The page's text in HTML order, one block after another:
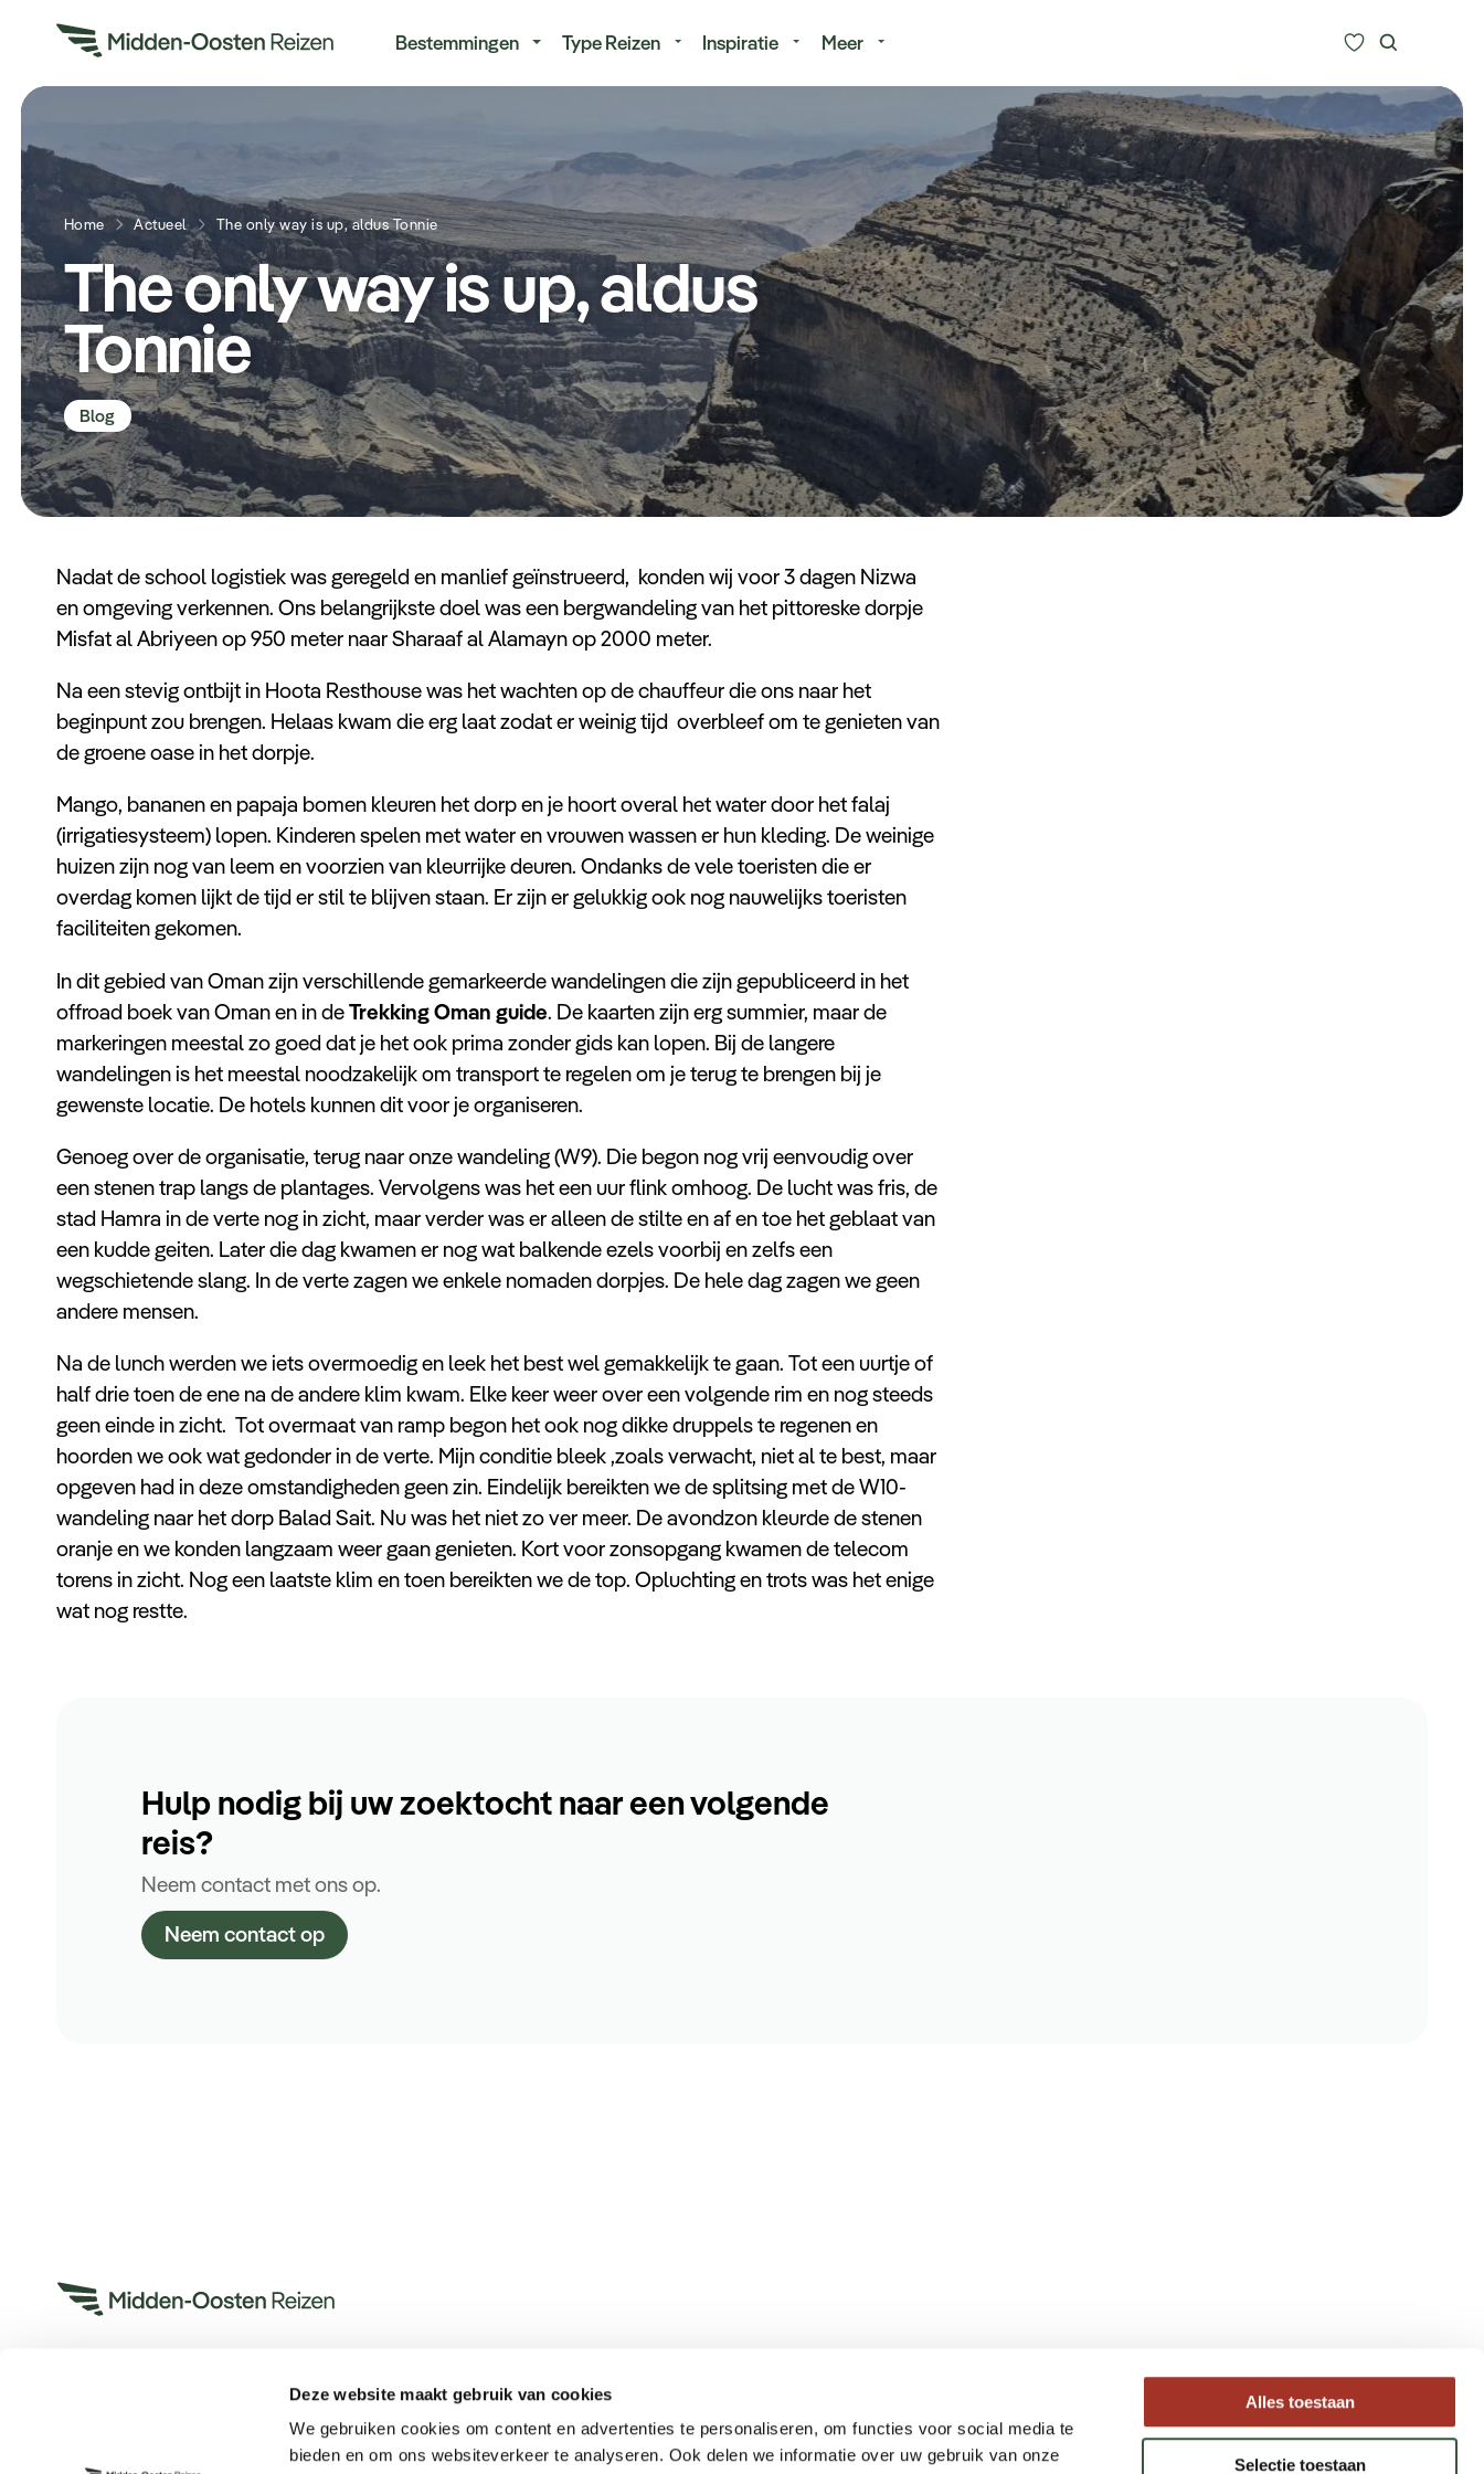
Deze website maakt gebruik van cookies
We gebruiken cookies om content en advertenties te personaliseren, om functies voor social media te
bieden en om ons websiteverkeer te analyseren. Ook delen we informatie over uw gebruik van onze
Alles toestaan
Selectie toestaan
Bestemmingen Type Reizen Inspiratie Meer
Alle bestemmingen
Type Reizen
Inspiratie
Meer
Home Actueel The only way is up, aldus Tonnie
The only way is up, aldus
Tonnie
Blog
Nadat de school logistiek was geregeld en manlief geïnstrueerd, konden wij voor 3 dagen Nizwa
en omgeving verkennen. Ons belangrijkste doel was een bergwandeling van het pittoreske dorpje
Misfat al Abriyeen op 950 meter naar Sharaaf al Alamayn op 2000 meter.
Na een stevig ontbijt in Hoota Resthouse was het wachten op de chauffeur die ons naar het
beginpunt zou brengen. Helaas kwam die erg laat zodat er weinig tijd overbleef om te genieten van
de groene oase in het dorpje.
Mango, bananen en papaja bomen kleuren het dorp en je hoort overal het water door het falaj
(irrigatiesysteem) lopen. Kinderen spelen met water en vrouwen wassen er hun kleding. De weinige
huizen zijn nog van leem en voorzien van kleurrijke deuren. Ondanks de vele toeristen die er
overdag komen lijkt de tijd er stil te blijven staan. Er zijn er gelukkig ook nog nauwelijks toeristen
faciliteiten gekomen.
In dit gebied van Oman zijn verschillende gemarkeerde wandelingen die zijn gepubliceerd in het
offroad boek van Oman en in deTrekking Oman guide. De kaarten zijn erg summier, maar de
markeringen meestal zo goed dat je het ook prima zonder gids kan lopen. Bij de langere
wandelingen is het meestal noodzakelijk om transport te regelen om je terug te brengen bij je
gewenste locatie. De hotels kunnen dit voor je organiseren.
Genoeg over de organisatie, terug naar onze wandeling (W9). Die begon nog vrij eenvoudig over
een stenen trap langs de plantages. Vervolgens was het een uur flink omhoog. De lucht was fris, de
stad Hamra in de verte nog in zicht, maar verder was er alleen de stilte en af en toe het geblaat van
een kudde geiten. Later die dag kwamen er nog wat balkende ezels voorbij en zelfs een
wegschietende slang. In de verte zagen we enkele nomaden dorpjes. De hele dag zagen we geen
andere mensen.
Na de lunch werden we iets overmoedig en leek het best wel gemakkelijk te gaan. Tot een uurtje of
half drie toen de ene na de andere klim kwam. Elke keer weer over een volgende rim en nog steeds
geen einde in zicht. Tot overmaat van ramp begon het ook nog dikke druppels te regenen en
hoorden we ook wat gedonder in de verte. Mijn conditie bleek ,zoals verwacht, niet al te best, maar
opgeven had in deze omstandigheden geen zin. Eindelijk bereikten we de splitsing met de W10-
wandeling naar het dorp Balad Sait. Nu was het niet zo ver meer. De avondzon kleurde de stenen
oranje en we konden langzaam weer gaan genieten. Kort voor zonsopgang kwamen de telecom
torens in zicht. Nog een laatste klim en toen bereikten we de top. Opluchting en trots was het enige
wat nog restte.
Hulp nodig bij uw zoektocht naar een volgende
reis?
Neem contact met ons op.
Neem contact op
Bel ons op +31 (0)73 22 00 553
Meer informatie
Actueel
Maatwerk Rondreizen